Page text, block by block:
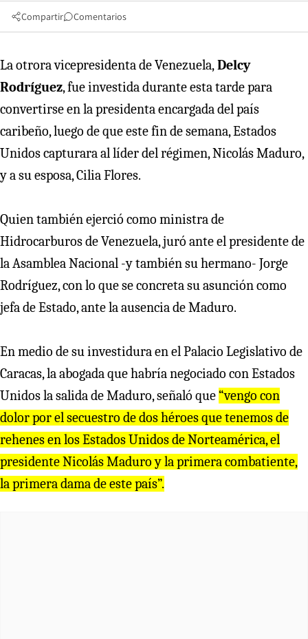
Compartir Comentarios
La otrora vicepresidenta de Venezuela,Delcy
Rodríguez, fue investida durante esta tarde para
convertirse en la presidenta encargada del país
caribeño, luego de que este fin de semana, Estados
Unidos capturara al líder del régimen, Nicolás Maduro,
y a su esposa, Cilia Flores.
Quien también ejerció como ministra de
Hidrocarburos de Venezuela, juró ante el presidente de
la Asamblea Nacional -y también su hermano- Jorge
Rodríguez, con lo que se concreta su asunción como
jefa de Estado, ante la ausencia de Maduro.
En medio de su investidura en el Palacio Legislativo de
Caracas, la abogada que habría negociado con Estados
Unidos la salida de Maduro, señaló que “vengo con
dolor por el secuestro de dos héroes que tenemos de
rehenes en los Estados Unidos de Norteamérica, el
presidente Nicolás Maduro y la primera combatiente,
la primera dama de este país”.